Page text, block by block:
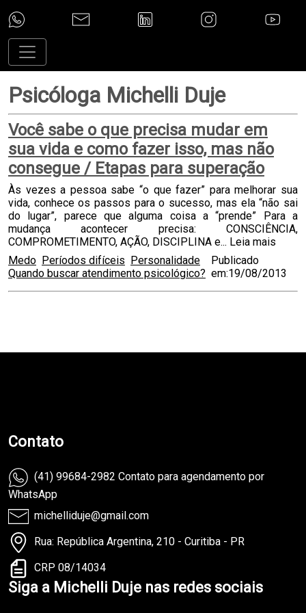
Psicóloga Michelli Duje
Você sabe o que precisa mudar em
sua vida e como fazer isso, mas não
consegue / Etapas para superação
Às vezes a pessoa sabe “o que fazer” para melhorar sua
vida, conhece os passos para o sucesso, mas ela “não sai
do lugar”, parece que alguma coisa a “prende” Para a
mudança acontecer precisa: CONSCIÊNCIA,
COMPROMETIMENTO, AÇÃO, DISCIPLINA e... Leia mais
Medo Períodos difíceis Personalidade
Quando buscar atendimento psicológico?
Publicado
em:19/08/2013
Contato
(41) 99684-2982 Contato para agendamento por
WhatsApp
michelliduje@gmail.com
Rua: República Argentina, 210 - Curitiba - PR
CRP 08/14034
Siga a Michelli Duje nas redes sociais